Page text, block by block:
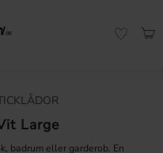
Large
badrum eller garderob. En
sidor |
It's
Design